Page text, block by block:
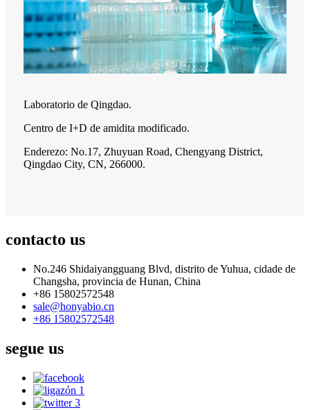
Laboratorio de Qingdao.
Centro de I+D de amidita modificado.
Enderezo: No.17, Zhuyuan Road, Chengyang District,
Qingdao City, CN, 266000.
contacto us
No.246 Shidaiyangguang Blvd, distrito de Yuhua, cidade de
Changsha, provincia de Hunan, China
+86 15802572548
sale@honyabio.cn
+86 15802572548
segue us